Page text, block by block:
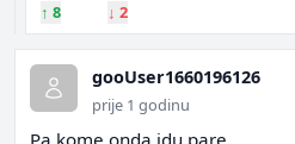
↑ 8 ↓ 2
gooUser1660196126
prije 1 godinu
Pa kome onda idu pare.